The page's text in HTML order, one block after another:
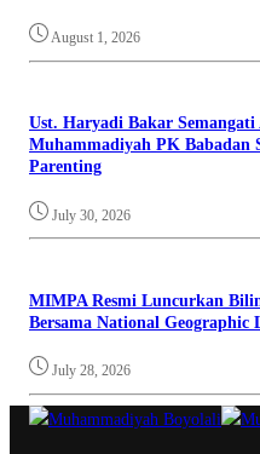
August 1, 2026
Ust. Haryadi Bakar
Muhammadiyah PK Babadan
Parenting
July 30, 2026
MIMPA Resmi Luncurkan
Bersama National Geographic
July 28, 2026